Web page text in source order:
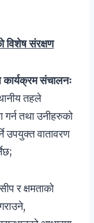
विशेष संरक्षण
कार्यक्रम संचालनः
तहले
तथा उनीहरुको
उपयुक्त वातावरण
र क्षमताको